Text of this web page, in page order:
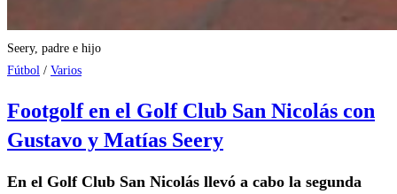
Seery, padre e hijo
Fútbol / Varios
Footgolf en el Golf Club San Nicolás con
Gustavo y Matías Seery
En el Golf Club San Nicolás llevó a cabo la segunda